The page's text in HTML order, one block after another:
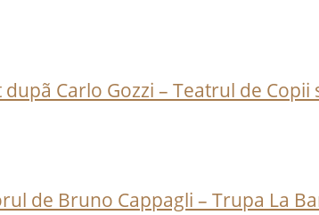
Carlo Gozzi – Teatrul de
de Bruno Cappagli – Trupa La